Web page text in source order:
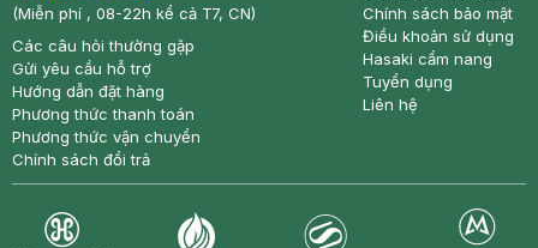
(Miễn phí , 08-22h kể cả T7, CN)
Các câu hỏi thường gặp
Gửi yêu cầu hỗ trợ
Hướng dẫn đặt hàng
Phương thức thanh toán
Phương thức vận chuyển
Chính sách đổi trả
Chính sách bảo mật
Điều khoản sử dụng
Hasaki cẩm nang
Tuyển dụng
Liên hệ